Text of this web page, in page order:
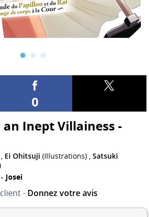
0
Inept Villainess -
Ei Ohitsuji (Illustrations) ,Satsuki
Josei
- Donnez votre avis